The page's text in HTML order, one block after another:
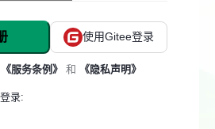
使用Gitee登录
《服务条例》 和 《隐私声明》
录: